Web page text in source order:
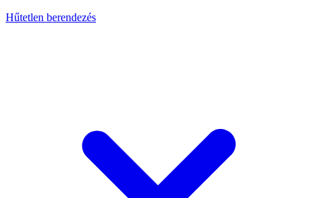
Hűtetlen berendezés